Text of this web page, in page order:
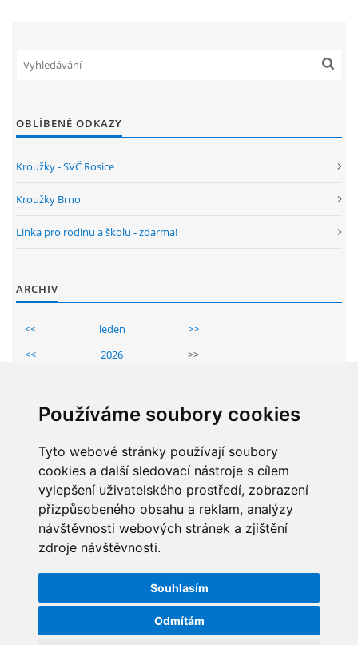
Používáme soubory cookies
Tyto webové stránky používají soubory
cookies a další sledovací nástroje s cílem
vylepšení uživatelského prostředí, zobrazení
přizpůsobeného obsahu a reklam, analýzy
návštěvnosti webových stránek a zjištění
zdroje návštěvnosti.
Souhlasím
Odmítám
OBLÍBENÉ ODKAZY
Kroužky - SVČ Rosice
Kroužky Brno
Linka pro rodinu a školu - zdarma!
ARCHIV
<< leden
>>
<<
2026
>>
6 7 8 9 10
11
13 14 15 16 17
18
20 21 22 23 24
25
27 29 31
STATISTIKY